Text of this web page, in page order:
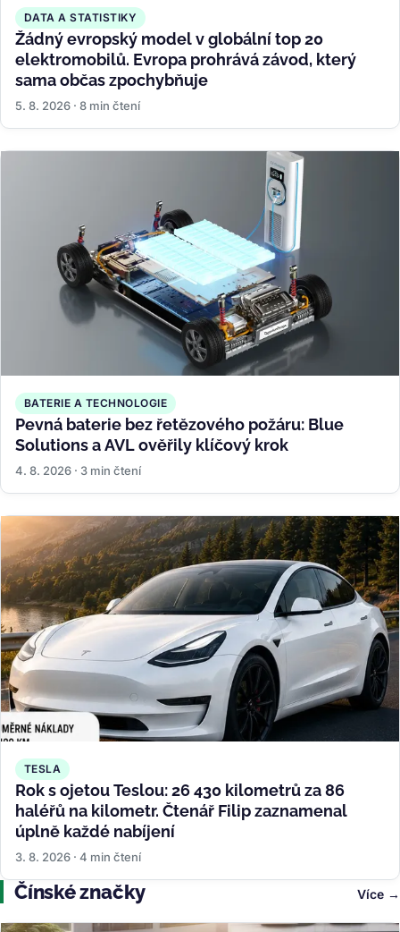
DATA A STATISTIKY
Žádný evropský model v globální top 20
elektromobilů. Evropa prohrává závod, který
sama občas zpochybňuje
5. 8. 2026 · 8 min čtení
BATERIE A TECHNOLOGIE
Pevná baterie bez řetězového požáru: Blue
Solutions a AVL ověřily klíčový krok
4. 8. 2026 · 3 min čtení
TESLA
Rok s ojetou Teslou: 26 430 kilometrů za 86
haléřů na kilometr. Čtenář Filip zaznamenal
úplně každé nabíjení
3. 8. 2026 · 4 min čtení
Čínské značky Více